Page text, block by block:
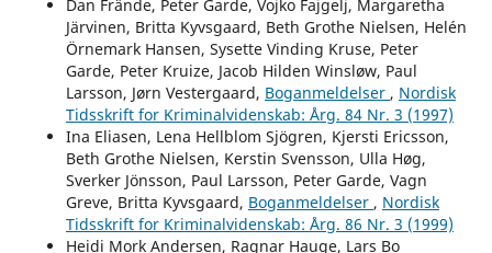
Dan Frände, Peter Garde, Vojko Fajgelj, Margaretha
Järvinen, Britta Kyvsgaard, Beth Grothe Nielsen, Helén
Örnemark Hansen, Sysette Vinding Kruse, Peter
Garde, Peter Kruize, Jacob Hilden Winsløw, Paul
Larsson, Jørn Vestergaard, Boganmeldelser , Nordisk
Tidsskrift for Kriminalvidenskab: Årg. 84 Nr. 3 (1997)
Ina Eliasen, Lena Hellblom Sjögren, Kjersti Ericsson,
Beth Grothe Nielsen, Kerstin Svensson, Ulla Høg,
Sverker Jönsson, Paul Larsson, Peter Garde, Vagn
Greve, Britta Kyvsgaard, Boganmeldelser , Nordisk
Tidsskrift for Kriminalvidenskab: Årg. 86 Nr. 3 (1999)
Heidi Mork Andersen, Ragnar Hauge, Lars Bo